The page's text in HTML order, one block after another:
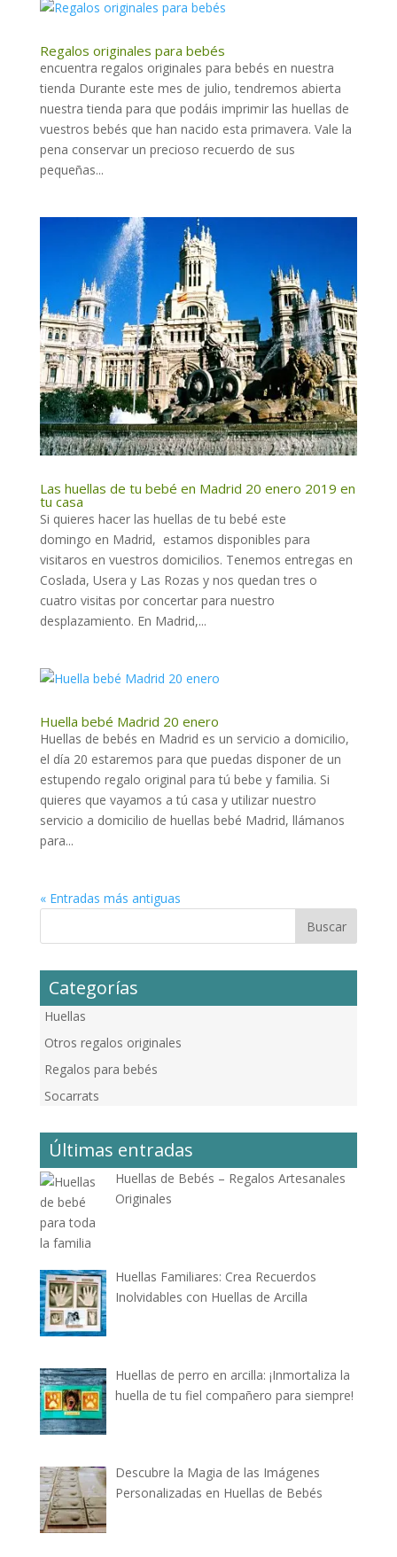
Regalos originales para bebés
encuentra regalos originales para bebés en nuestra
tienda Durante este mes de julio, tendremos abierta
nuestra tienda para que podáis imprimir las huellas de
vuestros bebés que han nacido esta primavera. Vale la
pena conservar un precioso recuerdo de sus
pequeñas...
Las huellas de tu bebé en Madrid 20 enero 2019 en
tu casa
Si quieres hacer las huellas de tu bebé este
domingo en Madrid, estamos disponibles para
visitaros en vuestros domicilios. Tenemos entregas en
Coslada, Usera y Las Rozas y nos quedan tres o
cuatro visitas por concertar para nuestro
desplazamiento. En Madrid,...
Huella bebé Madrid 20 enero
Huellas de bebés en Madrid es un servicio a domicilio,
el día 20 estaremos para que puedas disponer de un
estupendo regalo original para tú bebe y familia. Si
quieres que vayamos a tú casa y utilizar nuestro
servicio a domicilio de huellas bebé Madrid, llámanos
para...
« Entradas más antiguas
Categorías
Huellas
Otros regalos originales
Regalos para bebés
Socarrats
Últimas entradas
Huellas de Bebés – Regalos Artesanales
Originales
Huellas Familiares: Crea Recuerdos
Inolvidables con Huellas de Arcilla
Huellas de perro en arcilla: ¡Inmortaliza la
huella de tu fiel compañero para siempre!
Descubre la Magia de las Imágenes
Personalizadas en Huellas de Bebés